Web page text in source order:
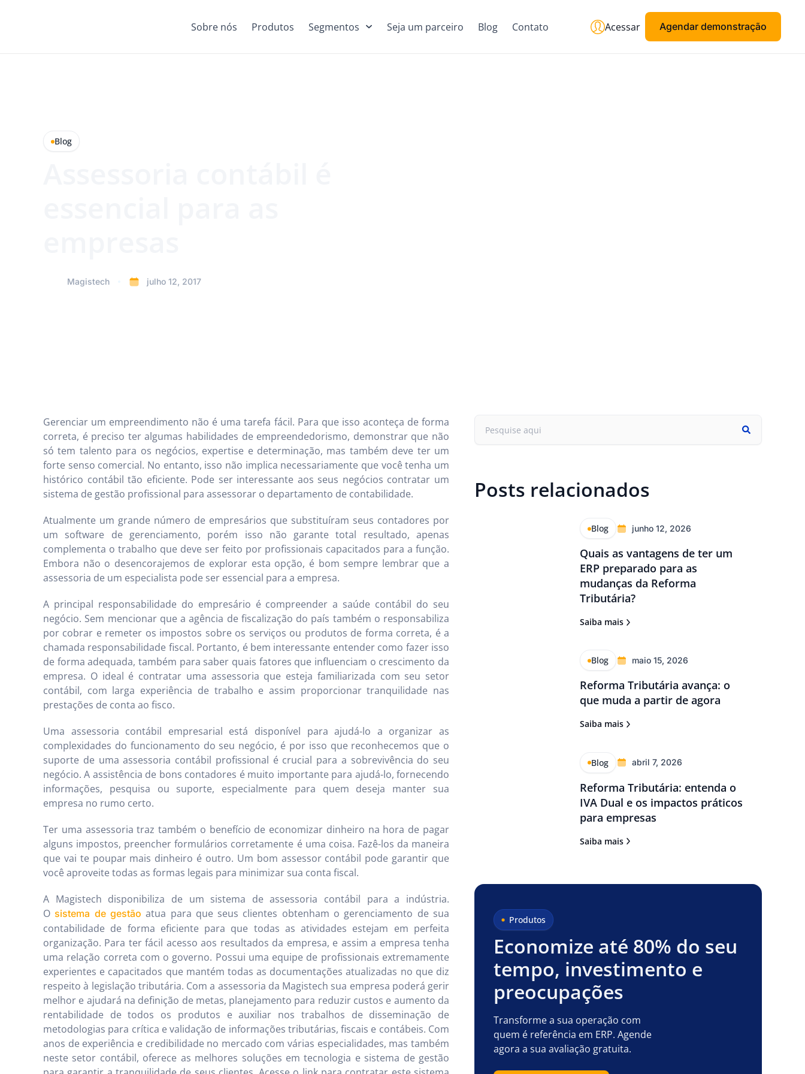
Sobre nós Produtos Segmentos Seja um parceiro Blog Contato Agendar demonstração
Acessar
Blog
Magistech julho 12, 2017
Gerenciar um empreendimento não é uma tarefa fácil. Para que isso aconteça de forma
correta, é preciso ter algumas habilidades de empreendedorismo, demonstrar que não
só tem talento para os negócios, expertise e determinação, mas também deve ter um
forte senso comercial. No entanto, isso não implica necessariamente que você tenha um
histórico contábil tão eficiente. Pode ser interessante aos seus negócios contratar um
sistema de gestão profissional para assessorar o departamento de contabilidade.
Atualmente um grande número de empresários que substituíram seus contadores por
um software de gerenciamento, porém isso não garante total resultado, apenas
complementa o trabalho que deve ser feito por profissionais capacitados para a função.
Embora não o desencorajemos de explorar esta opção, é bom sempre lembrar que a
assessoria de um especialista pode ser essencial para a empresa.
A principal responsabilidade do empresário é compreender a saúde contábil do seu
negócio. Sem mencionar que a agência de fiscalização do país também o responsabiliza
por cobrar e remeter os impostos sobre os serviços ou produtos de forma correta, é a
chamada responsabilidade fiscal. Portanto, é bem interessante entender como fazer isso
de forma adequada, também para saber quais fatores que influenciam o crescimento da
empresa. O ideal é contratar uma assessoria que esteja familiarizada com seu setor
contábil, com larga experiência de trabalho e assim proporcionar tranquilidade nas
prestações de conta ao fisco.
Uma assessoria contábil empresarial está disponível para ajudá-lo a organizar as
complexidades do funcionamento do seu negócio, é por isso que reconhecemos que o
suporte de uma assessoria contábil profissional é crucial para a sobrevivência do seu
negócio. A assistência de bons contadores é muito importante para ajudá-lo, fornecendo
informações, pesquisa ou suporte, especialmente para quem deseja manter sua
empresa no rumo certo.
Ter uma assessoria traz também o benefício de economizar dinheiro na hora de pagar
alguns impostos, preencher formulários corretamente é uma coisa. Fazê-los da maneira
que vai te poupar mais dinheiro é outro. Um bom assessor contábil pode garantir que
você aproveite todas as formas legais para minimizar sua conta fiscal.
A Magistech disponibiliza de um sistema de assessoria contábil para a indústria.
O sistema de gestão atua para que seus clientes obtenham o gerenciamento de sua
contabilidade de forma eficiente para que todas as atividades estejam em perfeita
organização. Para ter fácil acesso aos resultados da empresa, e assim a empresa tenha
uma relação correta com o governo. Possui uma equipe de profissionais extremamente
experientes e capacitados que mantém todas as documentações atualizadas no que diz
respeito à legislação tributária. Com a assessoria da Magistech sua empresa poderá gerir
melhor e ajudará na definição de metas, planejamento para reduzir custos e aumento da
rentabilidade de todos os produtos e auxiliar nos trabalhos de disseminação de
metodologias para crítica e validação de informações tributárias, fiscais e contábeis. Com
anos de experiência e credibilidade no mercado com várias especialidades, mas também
neste setor contábil, oferece as melhores soluções em tecnologia e sistema de gestão
Posts relacionados
Blog junho 12, 2026
Quais as vantagens de ter um
ERP preparado para as
mudanças da Reforma
Tributária?
Saiba mais
Blog maio 15, 2026
Reforma Tributária avança: o
que muda a partir de agora
Saiba mais
Blog abril 7, 2026
Reforma Tributária: entenda o
IVA Dual e os impactos práticos
para empresas
Saiba mais
Produtos
Economize até 80% do seu
tempo, investimento e
preocupações
Transforme a sua operação com
quem é referência em ERP. Agende
agora a sua avaliação gratuita.